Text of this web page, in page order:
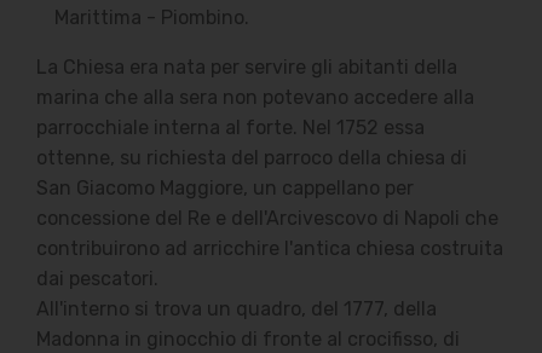
Marittima - Piombino.
La Chiesa era nata per servire gli abitanti della
marina che alla sera non potevano accedere alla
parrocchiale interna al forte. Nel 1752 essa
ottenne, su richiesta del parroco della chiesa di
San Giacomo Maggiore, un cappellano per
concessione del Re e dell'Arcivescovo di Napoli che
contribuirono ad arricchire l'antica chiesa costruita
dai pescatori.
All'interno si trova un quadro, del 1777, della
Madonna in ginocchio di fronte al crocifisso, di